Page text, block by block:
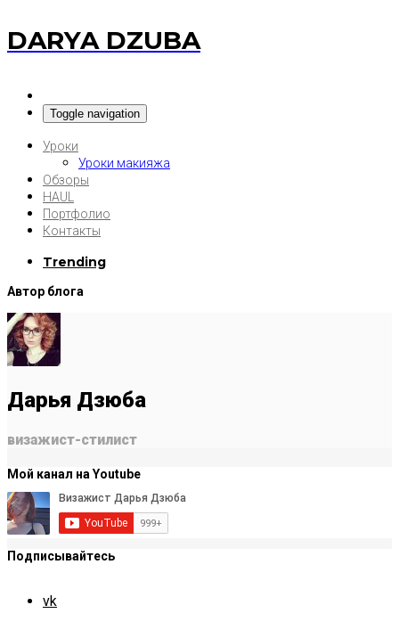
DARYA DZUBA
Toggle navigation
Уроки
Уроки макияжа
Обзоры
HAUL
Портфолио
Контакты
Trending
Автор блога
Дарья Дзюба
визажист-стилист
Мой канал на Youtube
Подписывайтесь
vk